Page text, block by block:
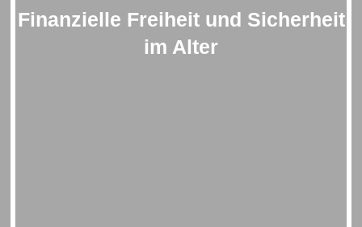
Finanzielle Freiheit und Sicherheit
im Alter